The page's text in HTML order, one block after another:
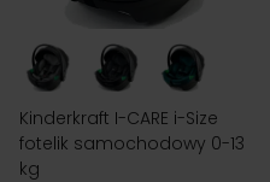
Kinderkraft I-CARE i-Size
fotelik samochodowy 0-13
kg